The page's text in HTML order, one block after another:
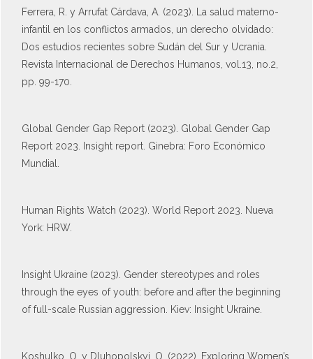
Ferrera, R. y Arrufat Cárdava, A. (2023). La salud materno-
infantil en los conflictos armados, un derecho olvidado:
Dos estudios recientes sobre Sudán del Sur y Ucrania.
Revista Internacional de Derechos Humanos, vol.13, no.2,
pp. 99-170.
Global Gender Gap Report (2023). Global Gender Gap
Report 2023. Insight report. Ginebra: Foro Económico
Mundial.
Human Rights Watch (2023). World Report 2023. Nueva
York: HRW.
Insight Ukraine (2023). Gender stereotypes and roles
through the eyes of youth: before and after the beginning
of full-scale Russian aggression. Kiev: Insight Ukraine.
Koshulko, O. y Dluhopolskyi, O. (2022). Exploring Women’s